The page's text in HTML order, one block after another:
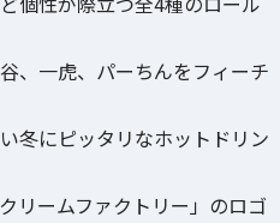
、一虎、パーちんをフィーチ
冬にピッタリなホットドリン
リームファクトリー」のロゴ